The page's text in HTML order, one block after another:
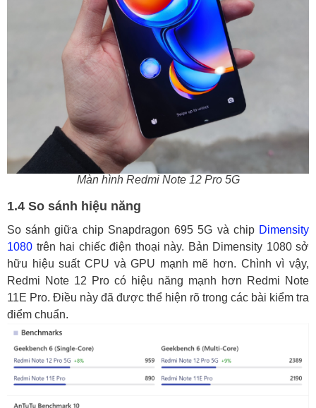
Màn hình Redmi Note 12 Pro 5G
1.4 So sánh hiệu năng
So sánh giữa chip Snapdragon 695 5G và chip Dimensity
1080 trên hai chiếc điện thoại này. Bản Dimensity 1080 sở
hữu hiệu suất CPU và GPU mạnh mẽ hơn. Chình vì vậy,
Redmi Note 12 Pro có hiệu năng mạnh hơn Redmi Note
11E Pro. Điều này đã được thể hiện rõ trong các bài kiểm tra
điểm chuẩn.